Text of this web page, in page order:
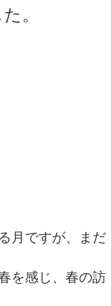
。
月ですが、まだ
を感じ、春の訪